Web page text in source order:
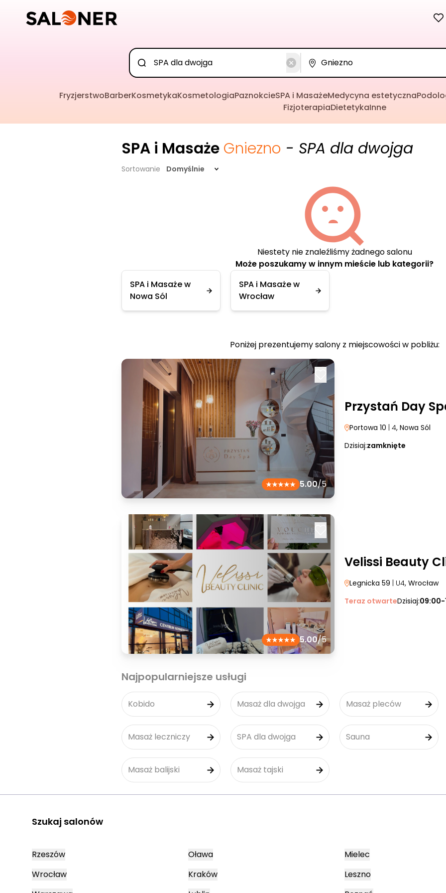
FryzjerstwoBarberKosmetykaKosmetologiaPaznokcieSPA i MasażeMedycyna estetyczna
FizjoterapiaDietetykaInne
SPA i Masaże Gniezno - SPA dla dwojga
Sortowanie Domyślnie
Niestety nie znaleźliśmy żadnego salonu
Może poszukamy w innym mieście lub kategorii?
SPA i Masaże w
Nowa Sól
SPA i Masaże w
Wrocław
Poniżej prezentujemy salony z miejscowości w pobliżu:
5.00/5
Przystań Day
Portowa 10 | 4, Nowa Sól
Dzisiaj:zamknięte
5.00/5
Velissi Beauty
Legnicka 59 | U4, Wrocław
Teraz otwarteDzisiaj:09:00-
Najpopularniejsze usługi
Kobido Masaż dla dwojga Masaż pleców
Masaż leczniczy SPA dla dwojga Sauna
Masaż balijski Masaż tajski
Szukaj salonów
Rzeszów
Wrocław
Oława
Kraków
Mielec
Leszno